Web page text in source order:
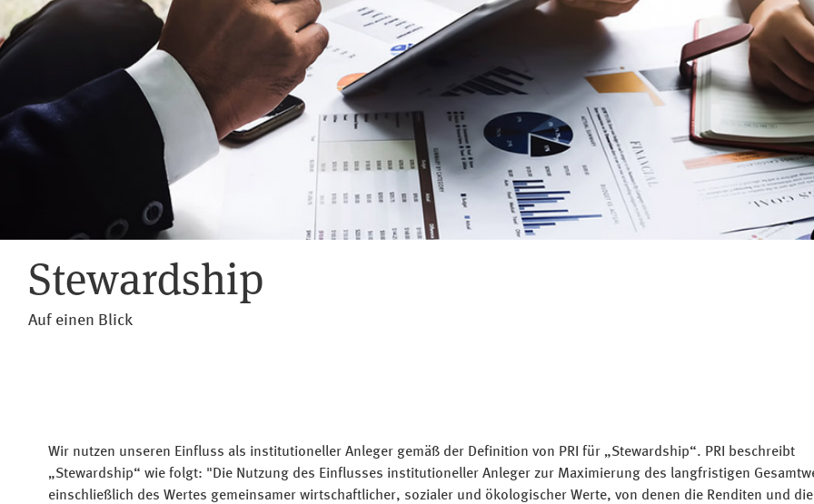
Stewardship
Auf einen Blick
Wir nutzen unseren Einfluss als institutioneller Anleger gemäß der Definition von PRI für „Stewardship“. PRI beschreibt
„Stewardship“ wie folgt: "Die Nutzung des Einflusses institutioneller Anleger zur Maximierung des langfristigen
einschließlich des Wertes gemeinsamer wirtschaftlicher, sozialer und ökologischer Werte, von denen die Renditen und die